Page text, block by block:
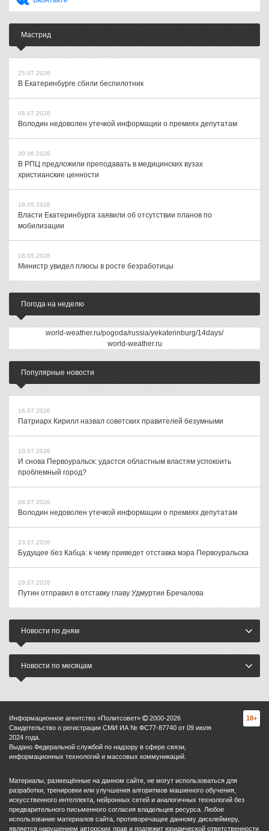
Мастрид
25.07.2026
В Екатеринбурге сбили беспилотник
08.07.2026
Володин недоволен утечкой информации о премиях депутатам
30.06.2026
В РПЦ предложили преподавать в медицинских вузах
христианские ценности
19.05.2026
Власти Екатеринбурга заявили об отсутствии планов по
мобилизации
18.05.2026
Министр увидел плюсы в росте безработицы
Погода на неделю
world-weather.ru/pogoda/russia/yekaterinburg/14days/
world-weather.ru
Популярные новости
16.07.2026
Патриарх Кирилл назвал советских правителей безумными
10.07.2026
И снова Первоуральск: удастся областным властям успокоить
проблемный город?
08.07.2026
Володин недоволен утечкой информации о премиях депутатам
23.07.2026
Будущее без Кабца: к чему приведет отставка мэра Первоуральска
29.07.2026
Путин отправил в отставку главу Удмуртии Бречалова
Новости по дням
Новости по месяцам
Информационное агентство «Политсовет» 2000-2026
Свидетельство о регистрации СМИ ИА № ФС77-87740 от 09 июля
2024 года.
Выдано Федеральной службой по надзору в сфере связи,
информационных технологий и массовых коммуникаций.
18+
Материалы, размещённые на данном сайте, не могут использоваться для
разработки, тренировки или улучшения алгоритмов машинного обучения,
искусственного интеллекта, нейронных сетей и аналогичных технологий без
предварительного письменного согласия владельцев ресурса. Любое
использование материалов сайта, противоречащее данному дисклеймеру,
является нарушением авторских прав и подлежит юридической ответственности